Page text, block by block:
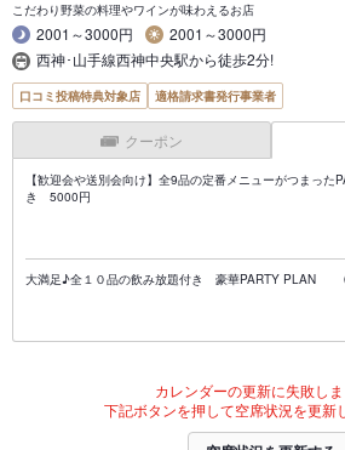
こだわり野菜の料理やワインが味わえるお店
2001～3000円
2001～3000円
西神･山手線西神中央駅から徒歩2分!
口コミ投稿特典対象店 適格請求書発行事業者
クーポン
【歓迎会や送別会向け】全9品の定番メニューがつまった
き 5000円
大満足♪全１０品の飲み放題付き 豪華PARTY PLAN
カレンダーの更新に失敗しま
下記ボタンを押して空席状況を更新